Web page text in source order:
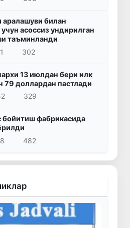
аралашуви билан
асоссиз ундирилган
таъминланди
302
13 июлдан бери илк
79 доллардан пастлади
329
фабрикасида
482